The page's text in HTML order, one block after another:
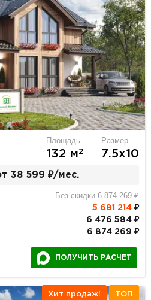
Площадь
132 м2
Размер
7.5х10
38 599 ₽/мес.
Без скидки 6 874 269 ₽
5 681 214₽
6 476 584 ₽
6 874 269 ₽
ПОЛУЧИТЬ РАСЧЕТ
Хит продаж! ТОП